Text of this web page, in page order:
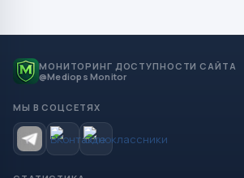
МОНИТОРИНГ ДОСТУПНОСТИ САЙТА
@Mediops Monitor
МЫ В СОЦСЕТЯХ